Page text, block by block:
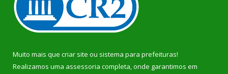
Muito mais que criar site ou sistema para prefeituras!
Realizamos uma assessoria completa, onde garantimos em